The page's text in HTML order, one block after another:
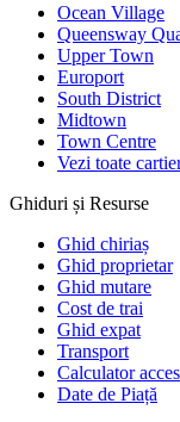
Ocean Village
Queensway
Upper Town
Europort
South District
Midtown
Town Centre
Vezi toate
Ghiduri și Resurse
Ghid chiriaș
Ghid proprietar
Ghid mutare
Cost de trai
Ghid expat
Transport
Calculator
Date de Piață